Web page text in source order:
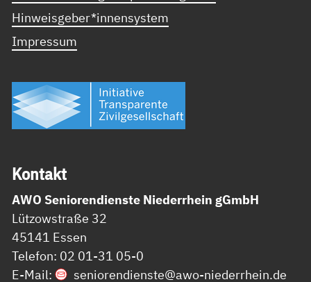
Hinweisgeber*innensystem
Impressum
Kon­takt
AWO Seniorendienste Niederrhein gGmbH
Lützowstraße 32
45141 Essen
Telefon: 02 01-31 05-0
E-Mail:
seniorendienste@awo-niederrhein.de